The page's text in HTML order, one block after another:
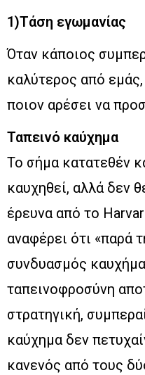
1)Τάση εγωμανίας
Όταν κάποιος
καλύτερος από
ποιον αρέσει να
Ταπεινό καύχημα
Το σήμα κατατεθέν
καυχηθεί, αλλά δεν
έρευνα από το
αναφέρει ότι «παρά
συνδυασμός
ταπεινοφροσύνη
στρατηγική,
καύχημα δεν
κανενός από τους